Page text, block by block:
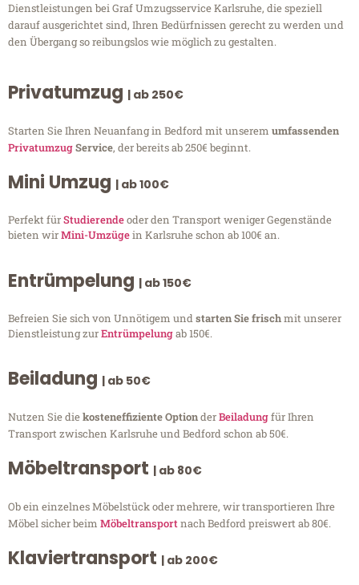
Dienstleistungen bei Graf Umzugsservice Karlsruhe, die speziell
darauf ausgerichtet sind, Ihren Bedürfnissen gerecht zu werden und
den Übergang so reibungslos wie möglich zu gestalten.
Privatumzug | ab 250€
Starten Sie Ihren Neuanfang in Bedford mit unserem umfassenden
PrivatumzugService, der bereits ab 250€ beginnt.
Mini Umzug | ab 100€
Perfekt fürStudierendeoder den Transport weniger Gegenstände
bieten wirMini-Umzügein Karlsruhe schon ab 100€ an.
Entrümpelung | ab 150€
Befreien Sie sich von Unnötigem undstarten Sie frischmit unserer
Dienstleistung zurEntrümpelungab 150€.
Beiladung | ab 50€
Nutzen Sie diekosteneffiziente OptionderBeiladungfür Ihren
Transport zwischen Karlsruhe und Bedford schon ab 50€.
Möbeltransport | ab 80€
Ob ein einzelnes Möbelstück oder mehrere, wir transportieren Ihre
Möbel sicher beim Möbeltransportnach Bedford preiswert ab 80€.
Klaviertransport | ab 200€